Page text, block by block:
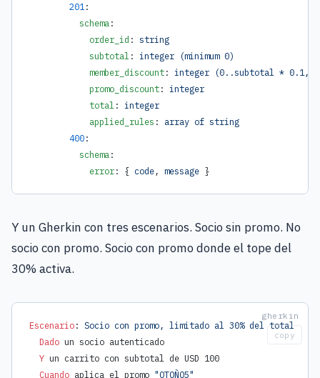
        201
:
          schema
:
            order_id
: string
            subtotal
: integer (minimum 0)
            member_discount
: integer (0..subtotal * 0.1,
            promo_discount
: integer
            total
: integer
            applied_rules
: array of string
        400
:
          schema
:
            error
: { code, message }
Y un Gherkin con tres escenarios. Socio sin promo. No
socio con promo. Socio con promo donde el tope del
30% activa.
Escenario: Socio con promo, limitado al 30% del total
  Dado
un socio autenticado
  Y
un carrito con subtotal de USD 100
  Cuando
aplica el promo "OTOÑO5"
copy